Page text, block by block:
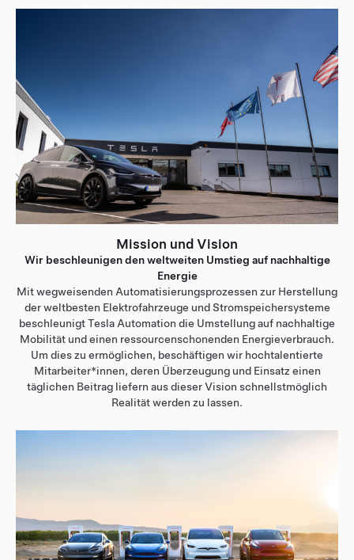
Mission und Vision
Wir beschleunigen den weltweiten Umstieg auf nachhaltige
Energie
Mit wegweisenden Automatisierungsprozessen zur Herstellung
der weltbesten Elektrofahrzeuge und Stromspeichersysteme
beschleunigt Tesla Automation die Umstellung auf nachhaltige
Mobilität und einen ressourcenschonenden Energieverbrauch.
Um dies zu ermöglichen, beschäftigen wir hochtalentierte
Mitarbeiter*innen, deren Überzeugung und Einsatz einen
täglichen Beitrag liefern aus dieser Vision schnellstmöglich
Realität werden zu lassen.